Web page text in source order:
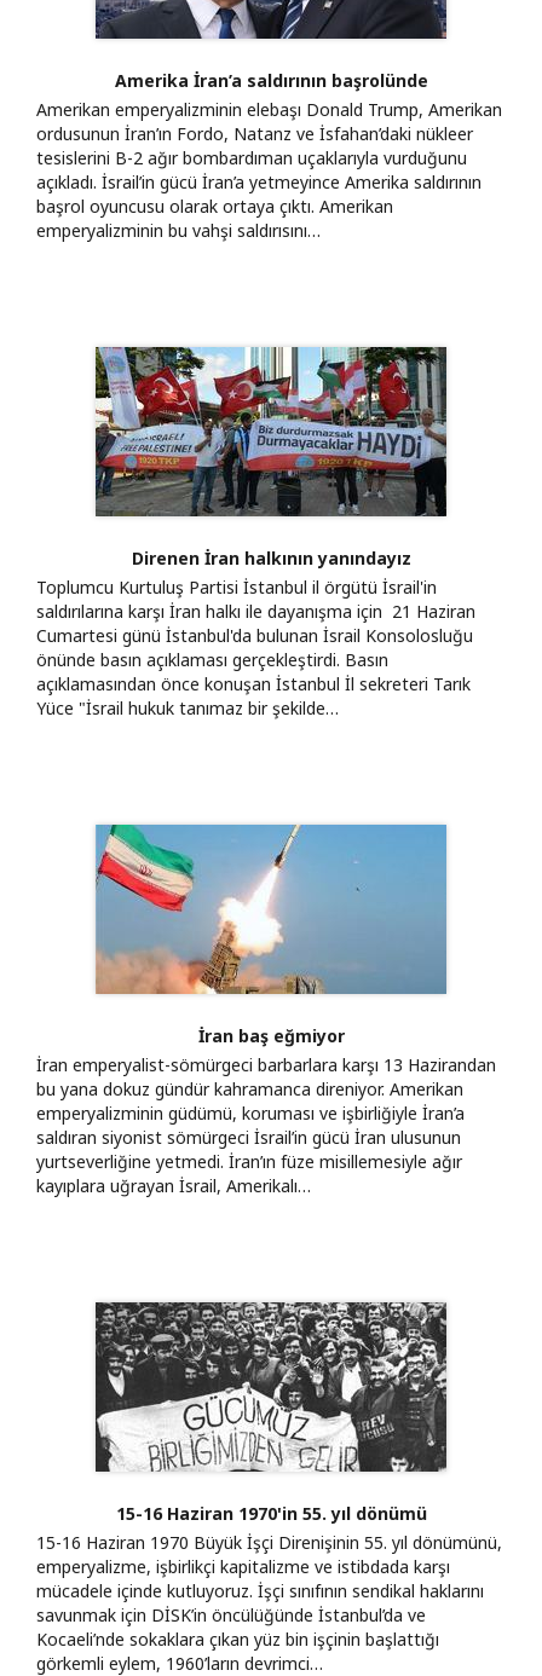
Amerika İran’a saldırının başrolünde
Amerikan emperyalizminin elebaşı Donald Trump, Amerikan
ordusunun İran’ın Fordo, Natanz ve İsfahan’daki nükleer
tesislerini B-2 ağır bombardıman uçaklarıyla vurduğunu
açıkladı. İsrail’in gücü İran’a yetmeyince Amerika saldırının
başrol oyuncusu olarak ortaya çıktı. Amerikan
emperyalizminin bu vahşi saldırısını…
Direnen İran halkının yanındayız
Toplumcu Kurtuluş Partisi İstanbul il örgütü İsrail'in
saldırılarına karşı İran halkı ile dayanışma için 21 Haziran
Cumartesi günü İstanbul'da bulunan İsrail Konsolosluğu
önünde basın açıklaması gerçekleştirdi. Basın
açıklamasından önce konuşan İstanbul İl sekreteri Tarık
Yüce "İsrail hukuk tanımaz bir şekilde…
İran baş eğmiyor
İran emperyalist-sömürgeci barbarlara karşı 13 Hazirandan
bu yana dokuz gündür kahramanca direniyor. Amerikan
emperyalizminin güdümü, koruması ve işbirliğiyle İran’a
saldıran siyonist sömürgeci İsrail’in gücü İran ulusunun
yurtseverliğine yetmedi. İran’ın füze misillemesiyle ağır
kayıplara uğrayan İsrail, Amerikalı…
15-16 Haziran 1970'in 55. yıl dönümü
15-16 Haziran 1970 Büyük İşçi Direnişinin 55. yıl dönümünü,
emperyalizme, işbirlikçi kapitalizme ve istibdada karşı
mücadele içinde kutluyoruz. İşçi sınıfının sendikal haklarını
savunmak için DİSK’in öncülüğünde İstanbul’da ve
Kocaeli’nde sokaklara çıkan yüz bin işçinin başlattığı
görkemli eylem, 1960’ların devrimci…